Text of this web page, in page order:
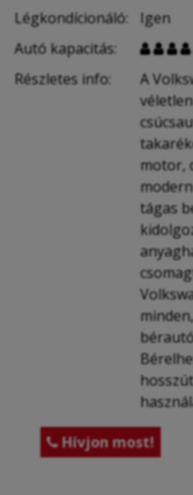
Légkondícionáló:
Igen
Autó kapacitás:
   
Részletes info:
A
motor,
tágas
 Hívjon most!